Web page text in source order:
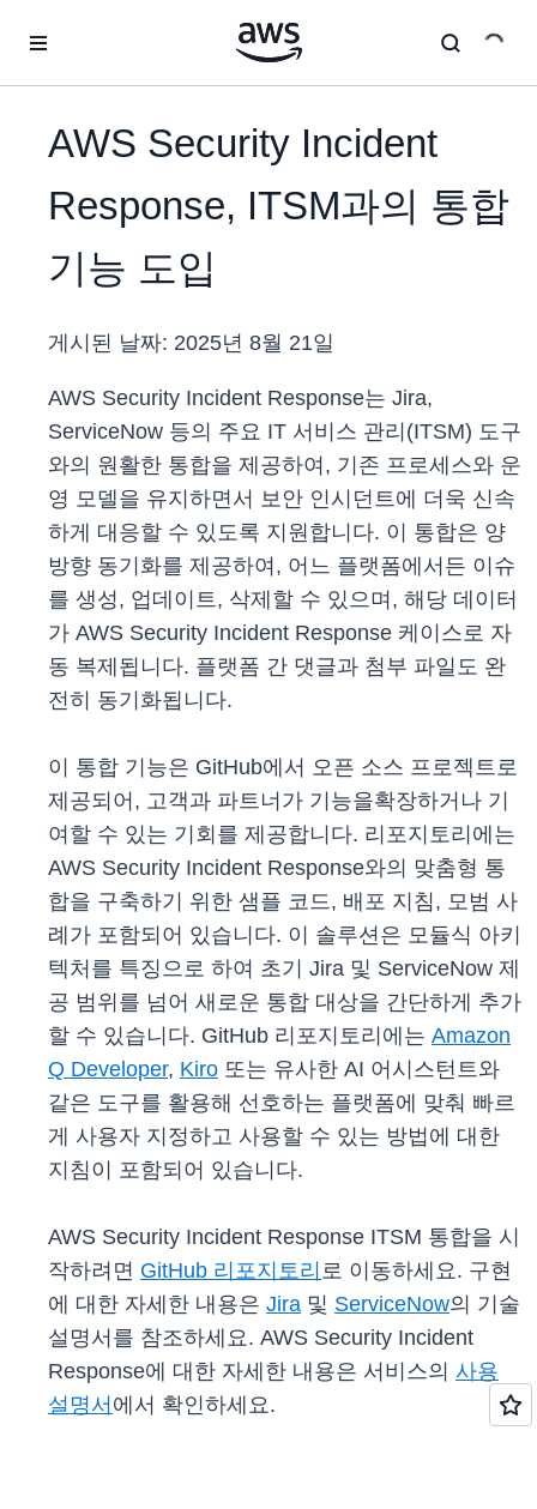
AWS Security Incident
Response, ITSM과의 통합
기능 도입
게시된 날짜: 2025년 8월 21일
AWS Security Incident Response는 Jira,
ServiceNow 등의 주요 IT 서비스 관리(ITSM) 도구
와의 원활한 통합을 제공하여, 기존 프로세스와 운
영 모델을 유지하면서 보안 인시던트에 더욱 신속
하게 대응할 수 있도록 지원합니다. 이 통합은 양
방향 동기화를 제공하여, 어느 플랫폼에서든 이슈
를 생성, 업데이트, 삭제할 수 있으며, 해당 데이터
가 AWS Security Incident Response 케이스로 자
동 복제됩니다. 플랫폼 간 댓글과 첨부 파일도 완
전히 동기화됩니다.
이 통합 기능은 GitHub에서 오픈 소스 프로젝트로
제공되어, 고객과 파트너가 기능을확장하거나 기
여할 수 있는 기회를 제공합니다. 리포지토리에는
AWS Security Incident Response와의 맞춤형 통
합을 구축하기 위한 샘플 코드, 배포 지침, 모범 사
례가 포함되어 있습니다. 이 솔루션은 모듈식 아키
텍처를 특징으로 하여 초기 Jira 및 ServiceNow 제
공 범위를 넘어 새로운 통합 대상을 간단하게 추가
할 수 있습니다. GitHub 리포지토리에는 Amazon
Q Developer, Kiro 또는 유사한 AI 어시스턴트와
같은 도구를 활용해 선호하는 플랫폼에 맞춰 빠르
게 사용자 지정하고 사용할 수 있는 방법에 대한
지침이 포함되어 있습니다.
AWS Security Incident Response ITSM 통합을 시
작하려면 GitHub 리포지토리 로 이동하세요. 구현
에 대한 자세한 내용은 Jira 및 ServiceNow의 기술
설명서를 참조하세요. AWS Security Incident
Response에 대한 자세한 내용은 서비스의 사용
설명서 에서 확인하세요.